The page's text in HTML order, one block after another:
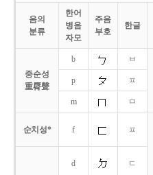
음의
분류
한어
병음
자모
주음
부호
한글
중순성
重脣聲
b
ㅂ
p ㅍ
m ㅁ
순치성* f ㅍ
d ㄷ